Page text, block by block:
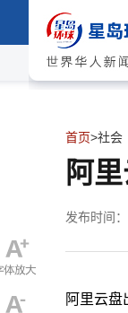
首页>社会
阿
发布时间
阿里云